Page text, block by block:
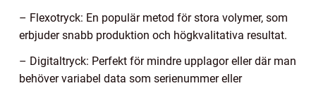
– Flexotryck: En populär metod för stora volymer, som
erbjuder snabb produktion och högkvalitativa resultat.
– Digitaltryck: Perfekt för mindre upplagor eller där man
behöver variabel data som serienummer eller